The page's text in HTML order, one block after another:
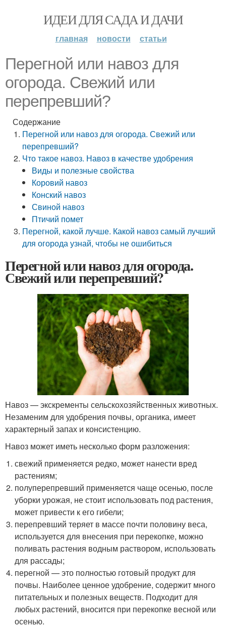
ИДЕИ ДЛЯ САДА И ДАЧИ
главная новости статьи
Перегной или навоз для
огорода. Свежий или
перепревший?
Содержание
Перегной или навоз для огорода. Свежий или
перепревший?
Что такое навоз. Навоз в качестве удобрения
Виды и полезные свойства
Коровий навоз
Конский навоз
Свиной навоз
Птичий помет
Перегной, какой лучше. Какой навоз самый лучший
для огорода узнай, чтобы не ошибиться
Перегной или навоз для огорода.
Свежий или перепревший?
Навоз — экскременты сельскохозяйственных животных.
Незаменим для удобрения почвы, органика, имеет
характерный запах и консистенцию.
Навоз может иметь несколько форм разложения:
свежий применяется редко, может нанести вред
растениям;
полуперепревший применяется чаще осенью, после
уборки урожая, не стоит использовать под растения,
может привести к его гибели;
перепревший теряет в массе почти половину веса,
используется для внесения при перекопке, можно
поливать растения водным раствором, использовать
для рассады;
перегной — это полностью готовый продукт для
почвы. Наиболее ценное удобрение, содержит много
питательных и полезных веществ. Подходит для
любых растений, вносится при перекопке весной или
осенью.